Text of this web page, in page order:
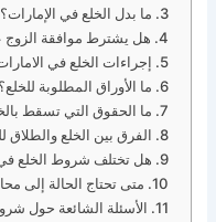
ما بدل الخلع في الإمارات؟
هل يشترط موافقة الزوج
إجراءات الخلع في
ما الأوراق المطلوبة للخلع؟
ما الحقوق التي تسقط
الفرق بين الخلع والطلاق
هل تختلف شروط الخلع في
متى تحتاج الحالة إلى
الأسئلة الشائعة حول